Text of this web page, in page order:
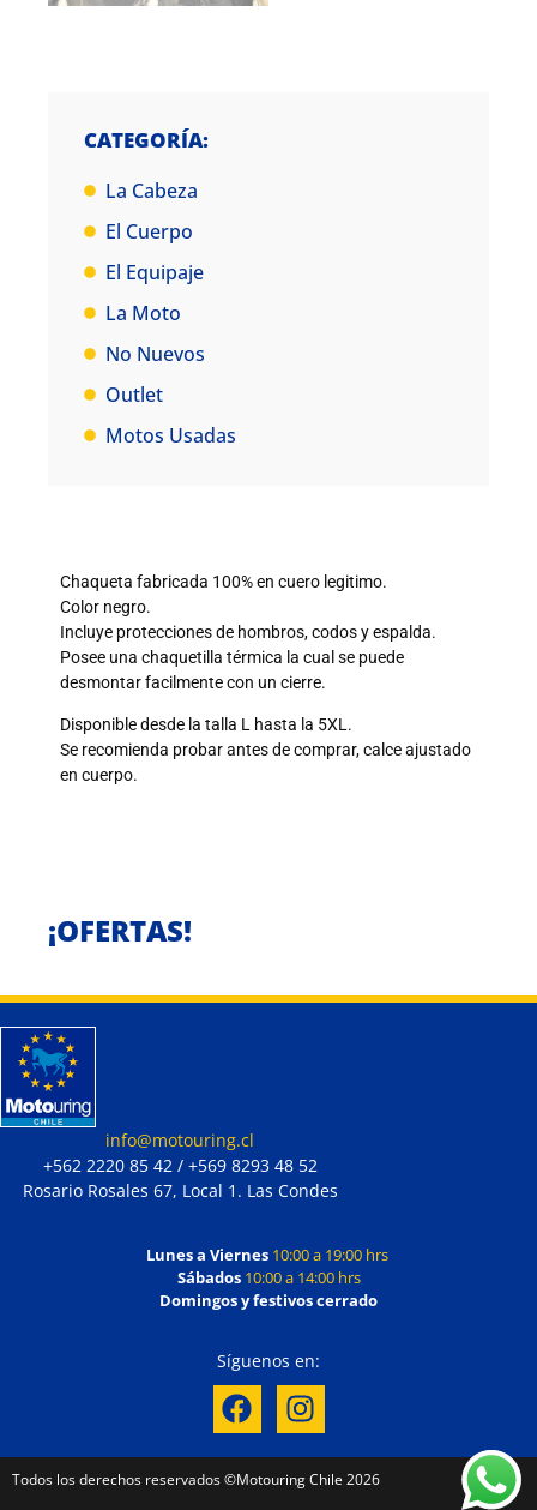
CATEGORÍA:
La Cabeza
El Cuerpo
El Equipaje
La Moto
No Nuevos
Outlet
Motos Usadas
Chaqueta fabricada 100% en cuero legitimo.
Color negro.
Incluye protecciones de hombros, codos y espalda.
Posee una chaquetilla térmica la cual se puede
desmontar facilmente con un cierre.
Disponible desde la talla L hasta la 5XL.
Se recomienda probar antes de comprar, calce ajustado
en cuerpo.
¡OFERTAS!
info@motouring.cl
+562 2220 85 42 / +569 8293 48 52
Rosario Rosales 67, Local 1. Las Condes
Lunes a Viernes 10:00 a 19:00 hrs
Sábados 10:00 a 14:00 hrs
Domingos y festivos cerrado
Síguenos en:
Todos los derechos reservados ©Motouring Chile 2026